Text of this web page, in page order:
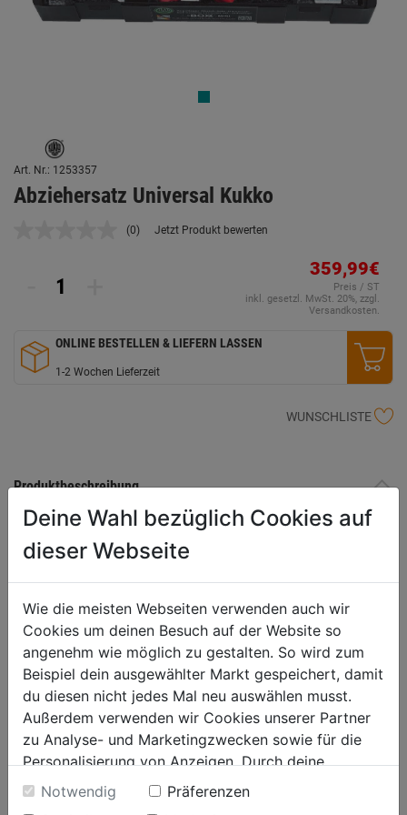
Art. Nr.: 1253357
Abziehersatz Universal Kukko
Kein
(0) Jetzt Produkt bewerten
359,99€
Preis / ST
inkl. gesetzl. MwSt. 20%, zzgl.
Versandkosten.
ONLINE BESTELLEN & LIEFERN LASSEN
1-2 Wochen Lieferzeit
WUNSCHLISTE
Produktbeschreibung
Spannweite 90 mm - Spanntiefe 100/200 mm in der praktischen L-
Box-Mini Besteht aus: 1x 20-1+ / 2-Arm Abzieher mit
Spanntiefe 100 mm 1x 1-V-100-P Abzughakenverlängerung,
´kräftige Ausführung, hohe Leistung und Lebensdauer, zusätzliche
Spanntiefe 100 mm
Produktinformationen
Deine Wahl bezüglich Cookies auf
dieser Webseite
Wie die meisten Webseiten verwenden auch wir
Cookies um deinen Besuch auf der Website so
angenehm wie möglich zu gestalten. So wird zum
Beispiel dein ausgewählter Markt gespeichert, damit
du diesen nicht jedes Mal neu auswählen musst.
Außerdem verwenden wir Cookies unserer Partner
zu Analyse- und Marketingzwecken sowie für die
Personalisierung von Anzeigen. Durch deine
Einwilligung werden die Daten von Drittanbieter,
unter anderem auch in den USA, verarbeitet.
Notwendig
Präferenzen